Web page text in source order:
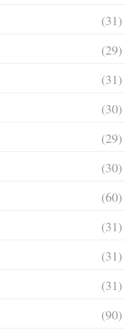
(31)
(29)
(31)
(30)
(29)
(30)
(60)
(31)
(31)
(31)
(90)